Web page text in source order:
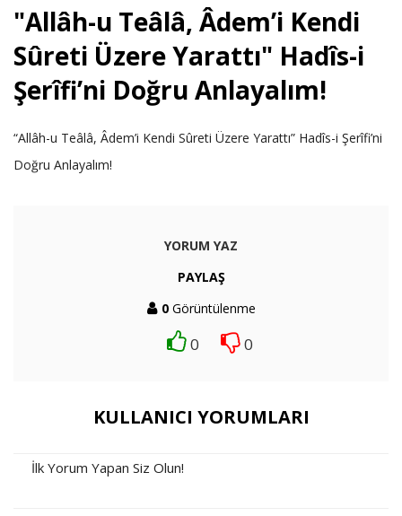
"Allâh-u Teâlâ, Âdem’i Kendi
Sûreti Üzere Yarattı" Hadîs-i
Şerîfi’ni Doğru Anlayalım!
“Allâh-u Teâlâ, Âdem’i Kendi Sûreti Üzere Yarattı” Hadîs-i Şerîfi’ni
Doğru Anlayalım!
YORUM YAZ
PAYLAŞ
0Görüntülenme
0 0
KULLANICI YORUMLARI
İlk Yorum Yapan Siz Olun!